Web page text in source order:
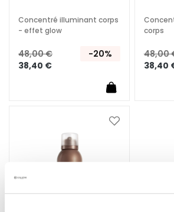
i
t
m
i
f
Concentré illuminant corps
- effet glow
38,40 €
48,00 € -20%
corps
38,40
48,00
Ajouter
liste